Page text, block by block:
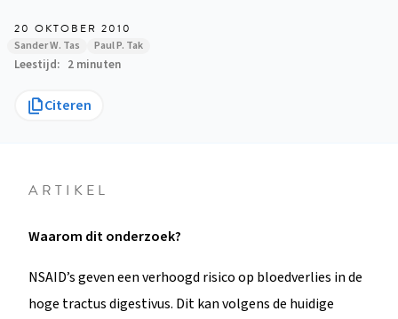
20 OKTOBER 2010
Sander W. Tas Paul P. Tak
Leestijd 2 minuten
Citeren
ARTIKEL
Waarom dit onderzoek?
NSAID’s geven een verhoogd risico op bloedverlies in de
hoge tractus digestivus. Dit kan volgens de huidige